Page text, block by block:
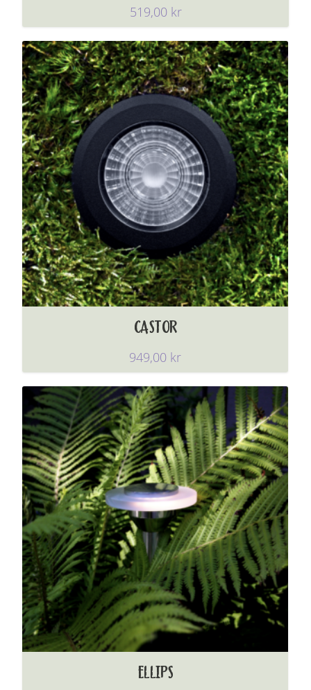
519,00 kr
CASTOR
949,00 kr
ELLIPS